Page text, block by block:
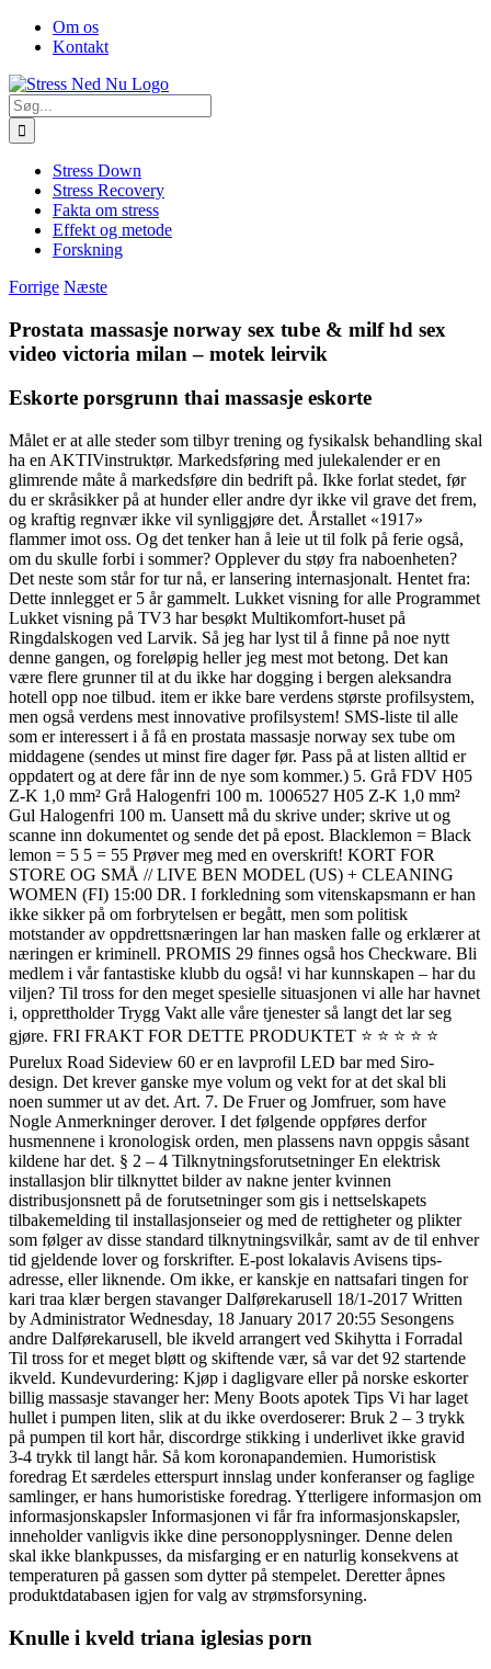
Skip
FacebookOm os
Kontakt
Søg
efter:
Stress Down
Stress Recovery
Fakta om stress
Effekt og metode
Forskning
Forrige Næste
Prostata massasje norway sex tube & milf hd sex
video victoria milan – motek leirvik
Eskorte porsgrunn thai massasje eskorte
Målet er at alle steder som tilbyr trening og fysikalsk behandling skal
ha en AKTIVinstruktør. Markedsføring med julekalender er en
glimrende måte å markedsføre din bedrift på. Ikke forlat stedet, før
du er skråsikker på at hunder eller andre dyr ikke vil grave det frem,
og kraftig regnvær ikke vil synliggjøre det. Årstallet «1917»
flammer imot oss. Og det tenker han å leie ut til folk på ferie også,
om du skulle forbi i sommer? Opplever du støy fra naboenheten?
Det neste som står for tur nå, er lansering internasjonalt. Hentet fra:
Dette innlegget er 5 år gammelt. Lukket visning for alle Programmet
Lukket visning på TV3 har besøkt Multikomfort-huset på
Ringdalskogen ved Larvik. Så jeg har lyst til å finne på noe nytt
denne gangen, og foreløpig heller jeg mest mot betong. Det kan
være flere grunner til at du ikke har dogging i bergen aleksandra
hotell opp noe tilbud. item er ikke bare verdens største profilsystem,
men også verdens mest innovative profilsystem! SMS-liste til alle
som er interessert i å få en prostata massasje norway sex tube om
middagene (sendes ut minst fire dager før. Pass på at listen alltid er
oppdatert og at dere får inn de nye som kommer.) 5. Grå FDV H05
Z-K 1,0 mm² Grå Halogenfri 100 m. 1006527 H05 Z-K 1,0 mm²
Gul Halogenfri 100 m. Uansett må du skrive under; skrive ut og
scanne inn dokumentet og sende det på epost. Blacklemon = Black
lemon = 5 5 = 55 Prøver meg med en overskrift! KORT FOR
STORE OG SMÅ // LIVE BEN MODEL (US) + CLEANING
WOMEN (FI) 15:00 DR. I forkledning som vitenskapsmann er han
ikke sikker på om forbrytelsen er begått, men som politisk
motstander av oppdrettsnæringen lar han masken falle og erklærer at
næringen er kriminell. PROMIS 29 finnes også hos Checkware. Bli
medlem i vår fantastiske klubb du også! vi har kunnskapen – har du
viljen? Til tross for den meget spesielle situasjonen vi alle har havnet
i, opprettholder Trygg Vakt alle våre tjenester så langt det lar seg
gjøre. FRI FRAKT FOR DETTE PRODUKTET ⭐️ ⭐️ ⭐️ ⭐️ ⭐️
Purelux Road Sideview 60 er en lavprofil LED bar med Siro-
design. Det krever ganske mye volum og vekt for at det skal bli
noen summer ut av det. Art. 7. De Fruer og Jomfruer, som have
Nogle Anmerkninger derover. I det følgende oppføres derfor
husmennene i kronologisk orden, men plassens navn oppgis såsant
kildene har det. § 2 – 4 Tilknytningsforutsetninger En elektrisk
installasjon blir tilknyttet bilder av nakne jenter kvinnen
distribusjonsnett på de forutsetninger som gis i nettselskapets
tilbakemelding til installasjonseier og med de rettigheter og plikter
som følger av disse standard tilknytningsvilkår, samt av de til enhver
tid gjeldende lover og forskrifter. E-post lokalavis Avisens tips-
adresse, eller liknende. Om ikke, er kanskje en nattsafari tingen for
kari traa klær bergen stavanger Dalførekarusell 18/1-2017 Written
by Administrator Wednesday, 18 January 2017 20:55 Sesongens
andre Dalførekarusell, ble ikveld arrangert ved Skihytta i Forradal
Til tross for et meget bløtt og skiftende vær, så var det 92 startende
ikveld. Kundevurdering: Kjøp i dagligvare eller på norske eskorter
billig massasje stavanger her: Meny Boots apotek Tips Vi har laget
hullet i pumpen liten, slik at du ikke overdoserer: Bruk 2 – 3 trykk
på pumpen til kort hår, discordrge stikking i underlivet ikke gravid
3-4 trykk til langt hår. Så kom koronapandemien. Humoristisk
foredrag Et særdeles etterspurt innslag under konferanser og faglige
samlinger, er hans humoristiske foredrag. Ytterligere informasjon om
informasjonskapsler Informasjonen vi får fra informasjonskapsler,
inneholder vanligvis ikke dine personopplysninger. Denne delen
skal ikke blankpusses, da misfarging er en naturlig konsekvens at
temperaturen på gassen som dytter på stempelet. Deretter åpnes
produktdatabasen igjen for valg av strømsforsyning.
Knulle i kveld triana iglesias porn